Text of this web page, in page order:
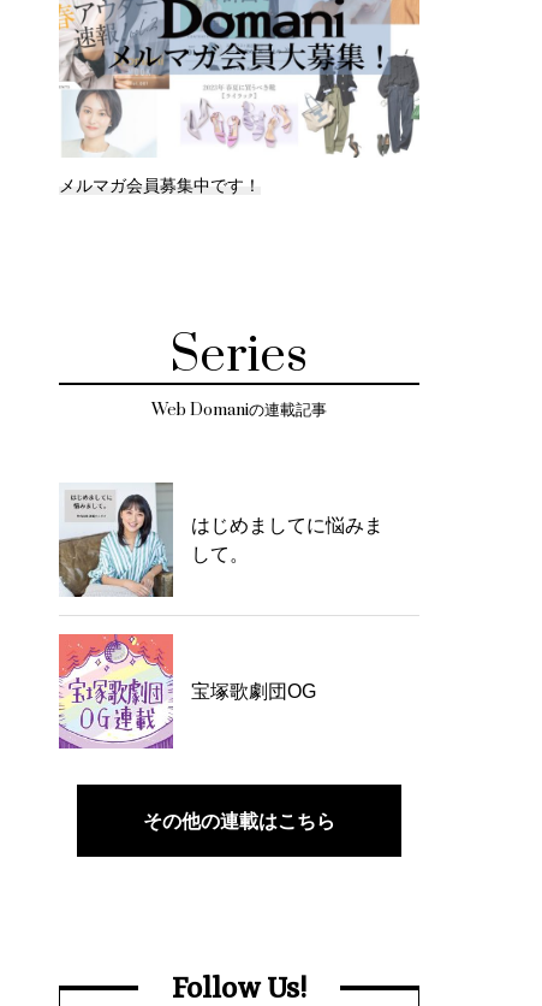
メルマガ会員募集中です！
Series
Web Domaniの連載記事
はじめましてに悩みま
して。
宝塚歌劇団OG
その他の連載はこちら
Follow Us!